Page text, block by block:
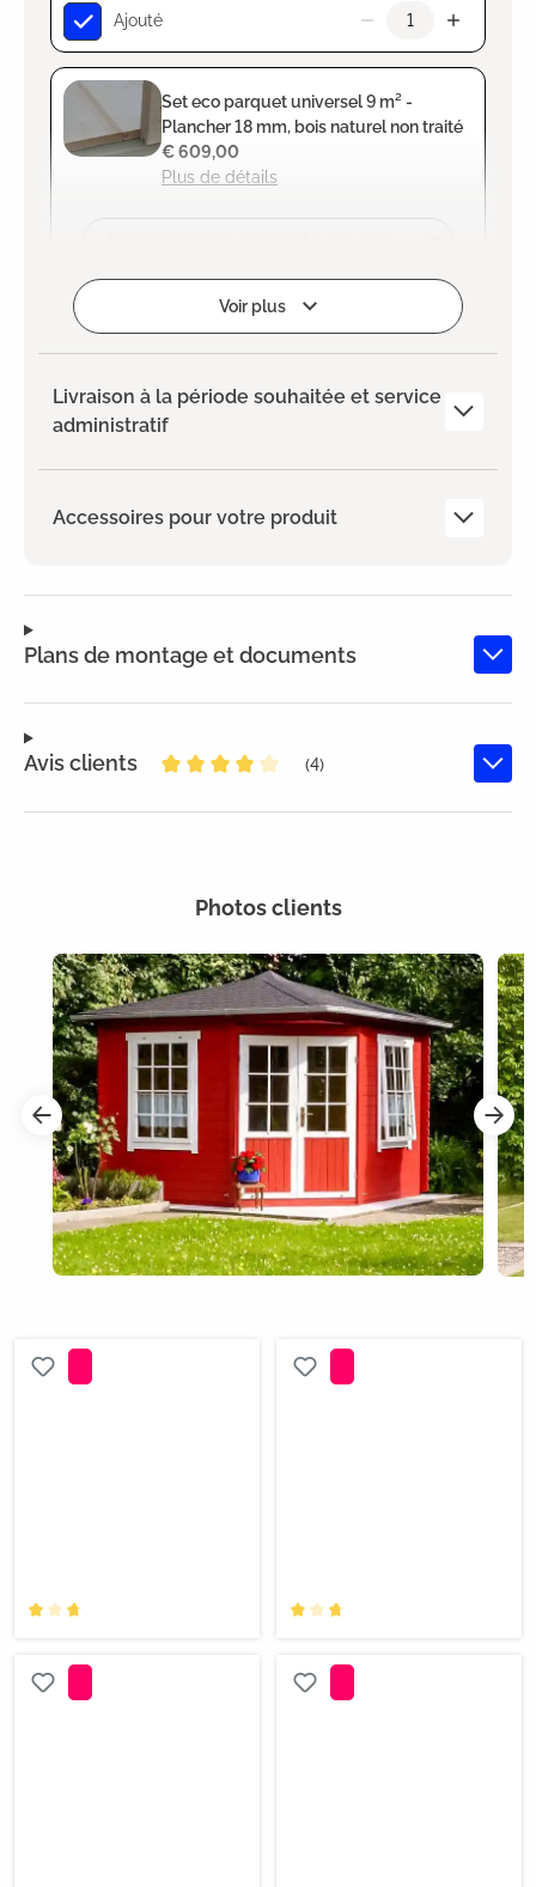
Ajouté
Set eco parquet universel 9 m² -
Plancher 18 mm, bois naturel non traité
Plus de détails
€ 609,00
Voir plus
Livraison à la période souhaitée et service
administratif
Accessoires pour votre produit
Plans de montage et documents
Avis clients
(4)
Photos clients